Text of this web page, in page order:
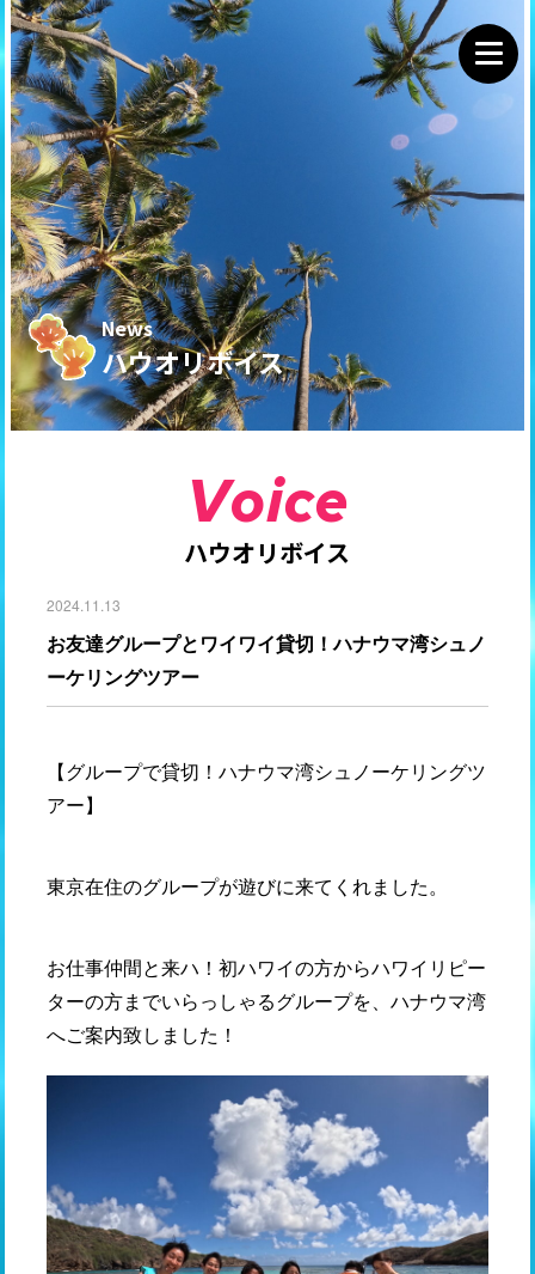
News
ハウオリボイス
Voice
ハウオリボイス
2024.11.13
お友達グループとワイワイ貸切！ハナウマ湾シュノ
ーケリングツアー
【グループで貸切！ハナウマ湾シュノーケリングツ
アー】
東京在住のグループが遊びに来てくれました。
お仕事仲間と来ハ！初ハワイの方からハワイリピー
ターの方までいらっしゃるグループを、ハナウマ湾
へご案内致しました！